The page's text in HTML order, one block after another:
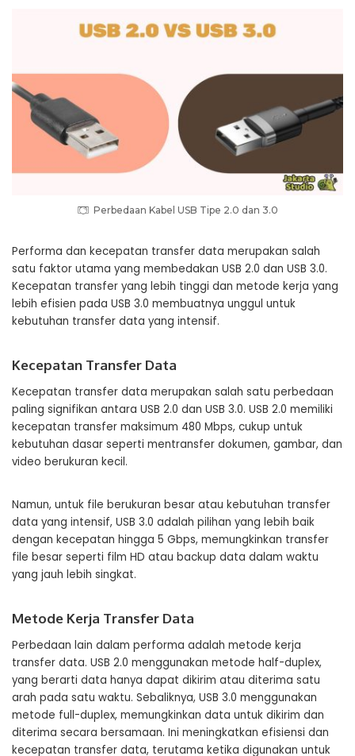
Perbedaan Kabel USB Tipe 2.0 dan 3.0
Performa dan kecepatan transfer data merupakan salah
satu faktor utama yang membedakan USB 2.0 dan USB 3.0.
Kecepatan transfer yang lebih tinggi dan metode kerja yang
lebih efisien pada USB 3.0 membuatnya unggul untuk
kebutuhan transfer data yang intensif.
Kecepatan Transfer Data
Kecepatan transfer data merupakan salah satu perbedaan
paling signifikan antara USB 2.0 dan USB 3.0. USB 2.0 memiliki
kecepatan transfer maksimum 480 Mbps, cukup untuk
kebutuhan dasar seperti mentransfer dokumen, gambar, dan
video berukuran kecil.
Namun, untuk file berukuran besar atau kebutuhan transfer
data yang intensif, USB 3.0 adalah pilihan yang lebih baik
dengan kecepatan hingga 5 Gbps, memungkinkan transfer
file besar seperti film HD atau backup data dalam waktu
yang jauh lebih singkat.
Metode Kerja Transfer Data
Perbedaan lain dalam performa adalah metode kerja
transfer data. USB 2.0 menggunakan metode half-duplex,
yang berarti data hanya dapat dikirim atau diterima satu
arah pada satu waktu. Sebaliknya, USB 3.0 menggunakan
metode full-duplex, memungkinkan data untuk dikirim dan
diterima secara bersamaan. Ini meningkatkan efisiensi dan
kecepatan transfer data, terutama ketika digunakan untuk